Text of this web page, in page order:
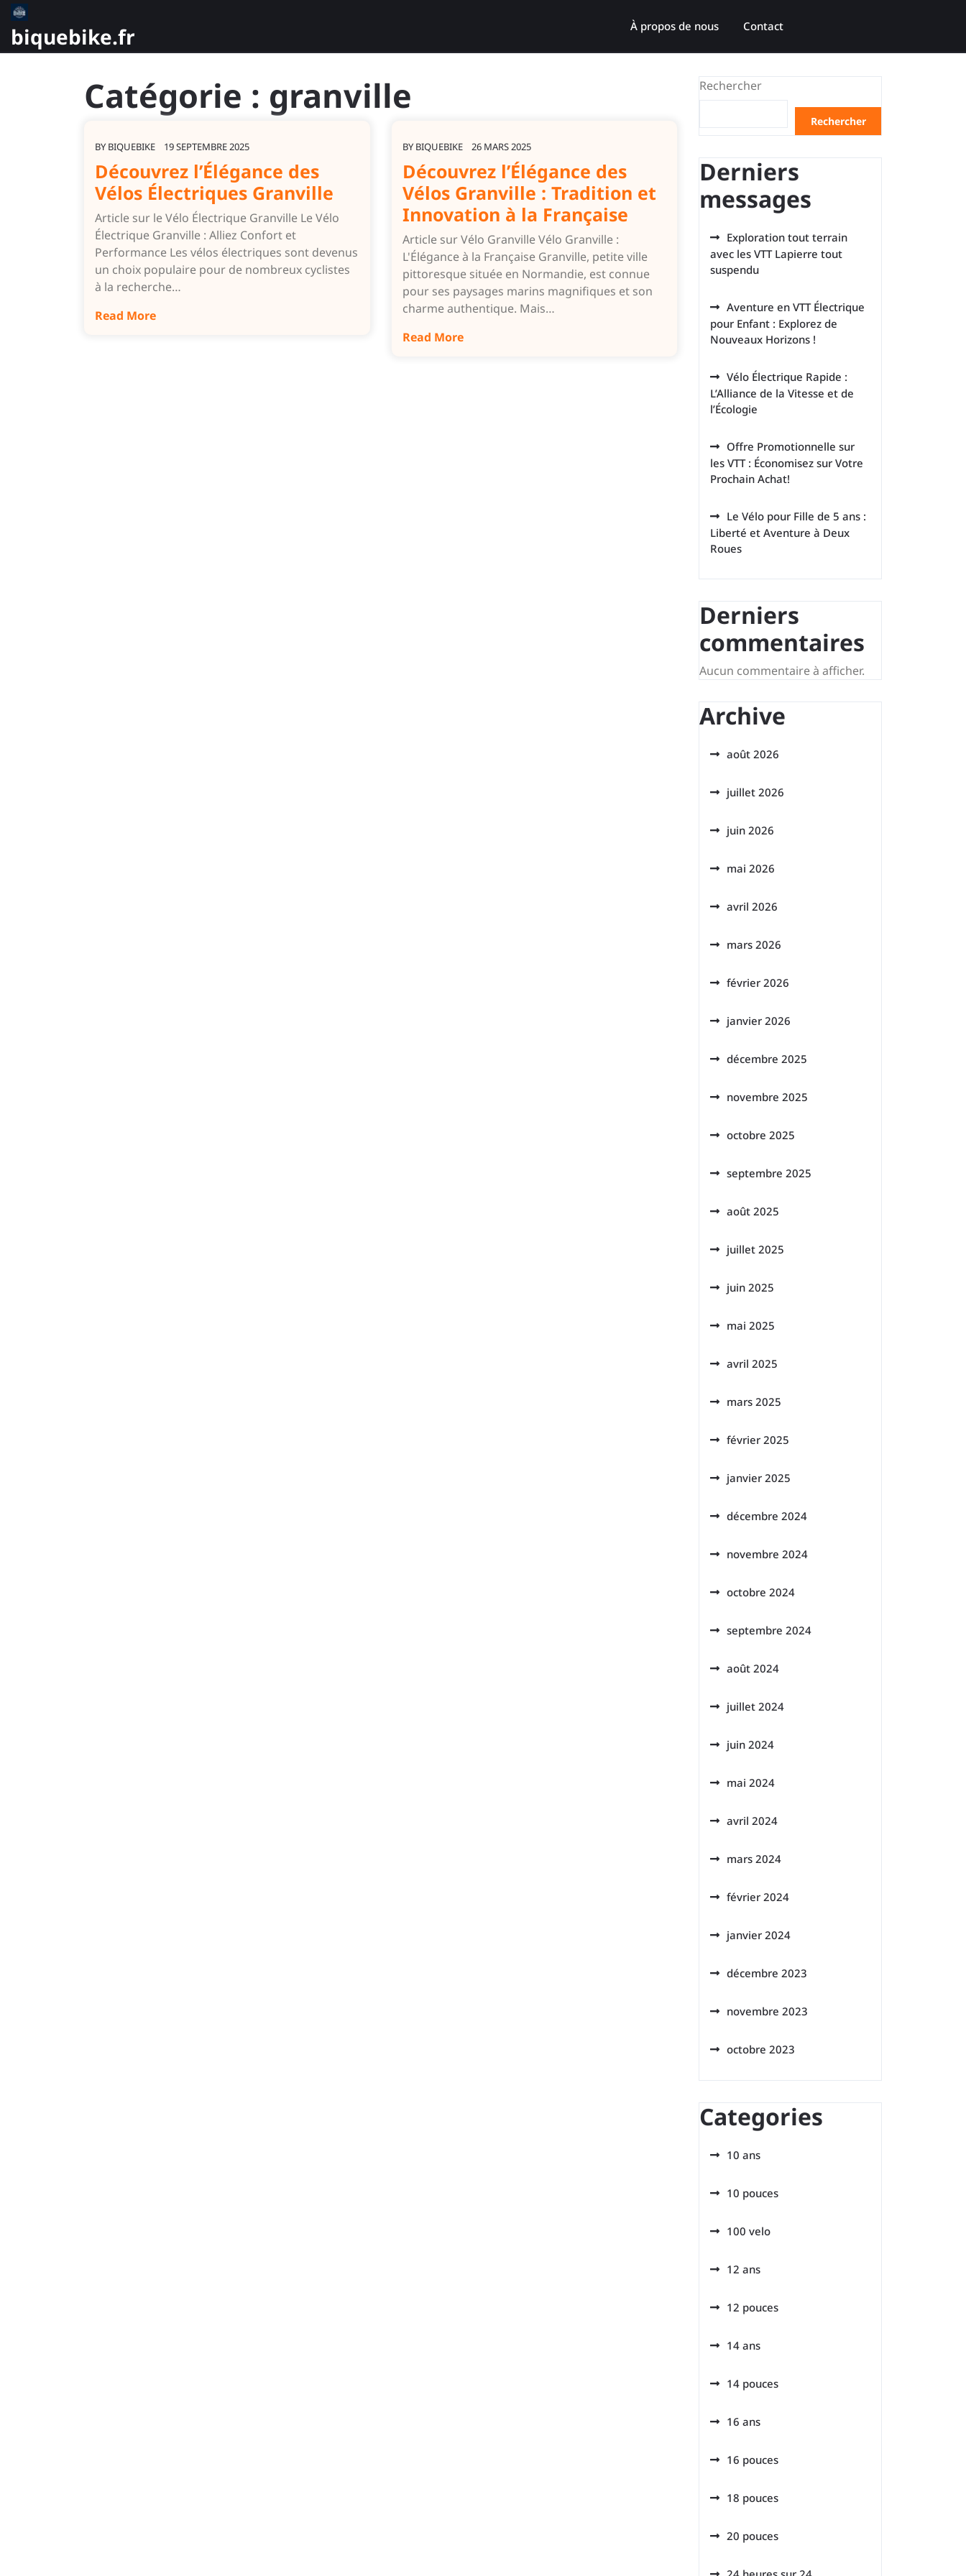
Skip
content
biquebike.fr À propos de nous Contact
Catégorie : granville
BY BIQUEBIKE 19 SEPTEMBRE 2025
Découvrez l’Élégance des
Vélos Électriques Granville
Article sur le Vélo Électrique Granville Le Vélo
Électrique Granville : Alliez Confort et
Performance Les vélos électriques sont devenus
un choix populaire pour de nombreux cyclistes
à la recherche…
Read More
BY BIQUEBIKE 26 MARS 2025
Découvrez l’Élégance des
Vélos Granville : Tradition et
Innovation à la Française
Article sur Vélo Granville Vélo Granville :
L'Élégance à la Française Granville, petite ville
pittoresque située en Normandie, est connue
pour ses paysages marins magnifiques et son
charme authentique. Mais…
Read More
Rechercher
Rechercher
Derniers
messages
Exploration tout terrain
avec les VTT Lapierre tout
suspendu
Aventure en VTT Électrique
pour Enfant : Explorez de
Nouveaux Horizons !
Vélo Électrique Rapide :
L’Alliance de la Vitesse et de
l’Écologie
Offre Promotionnelle sur
les VTT : Économisez sur Votre
Prochain Achat!
Le Vélo pour Fille de 5 ans :
Liberté et Aventure à Deux
Roues
Derniers
commentaires
Aucun commentaire à afficher.
Archive
août 2026
juillet 2026
juin 2026
mai 2026
avril 2026
mars 2026
février 2026
janvier 2026
décembre 2025
novembre 2025
octobre 2025
septembre 2025
août 2025
juillet 2025
juin 2025
mai 2025
avril 2025
mars 2025
février 2025
janvier 2025
décembre 2024
novembre 2024
octobre 2024
septembre 2024
août 2024
juillet 2024
juin 2024
mai 2024
avril 2024
mars 2024
février 2024
janvier 2024
décembre 2023
novembre 2023
octobre 2023
Categories
10 ans
10 pouces
100 velo
12 ans
12 pouces
14 ans
14 pouces
16 ans
16 pouces
18 pouces
20 pouces